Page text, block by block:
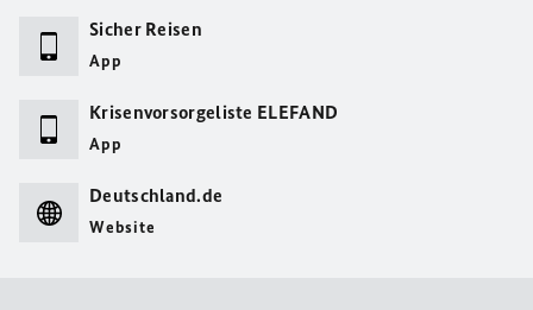
Sicher Reisen
App
Krisenvorsorgeliste ELEFAND
App
Deutschland.de
Website